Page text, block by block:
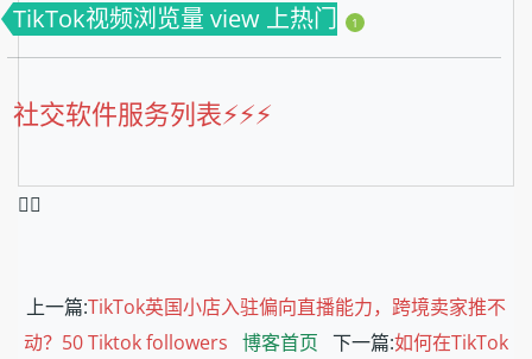
TikTok视频浏览量 view 上热门 1
社交软件服务列表⚡️⚡️⚡️
❤️‍🔥
上一篇:TikTok英国小店入驻偏向直播能力，跨境卖家推不
动？50 Tiktok followers 博客首页 下一篇:如何在TikTok